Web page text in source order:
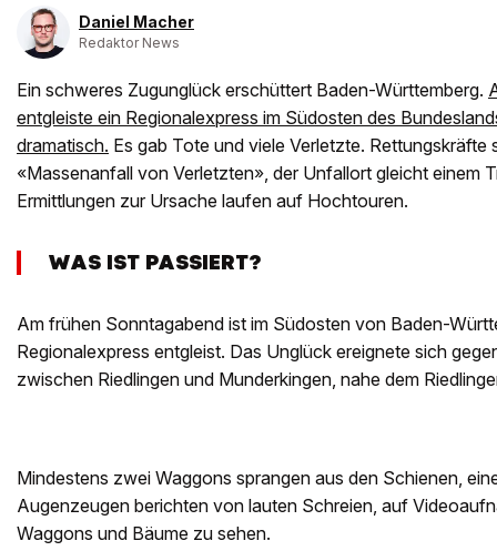
Daniel Macher
Redaktor News
Ein schweres Zugunglück erschüttert Baden-Württemberg.
entgleiste ein Regionalexpress im Südosten des
dramatisch. Es gab Tote und viele Verletzte. Rettungskräfte
«Massenanfall von Verletzten», der Unfallort gleicht einem
Ermittlungen zur Ursache laufen auf Hochtouren.
WAS IST PASSIERT?
Am frühen Sonntagabend ist im Südosten von Baden-
Regionalexpress entgleist. Das Unglück ereignete sich
zwischen Riedlingen und Munderkingen, nahe dem
Mindestens zwei Waggons sprangen aus den Schienen,
Augenzeugen berichten von lauten Schreien, auf
Waggons und Bäume zu sehen.